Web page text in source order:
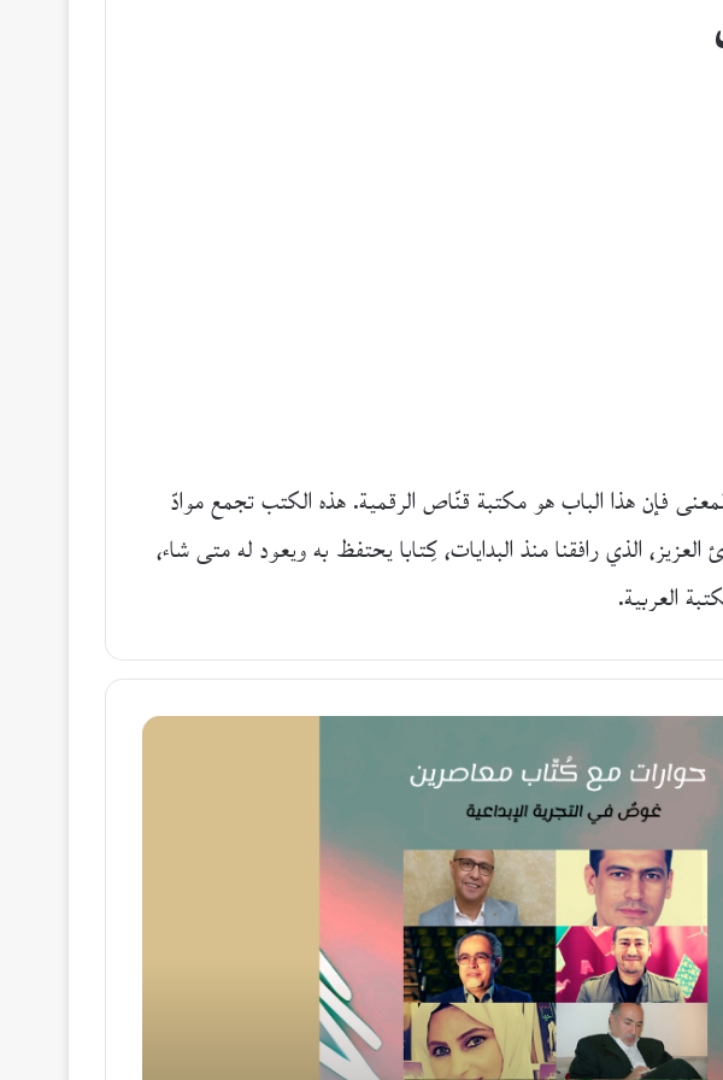
فإن هذا الباب هو مكتبة قنّاص الرقمية. هذه الكتب تجمع موادّ
الذي رافقنا منذ البدايات، كِتابا يحتفظ به ويعود له متى شاء،
العربية.